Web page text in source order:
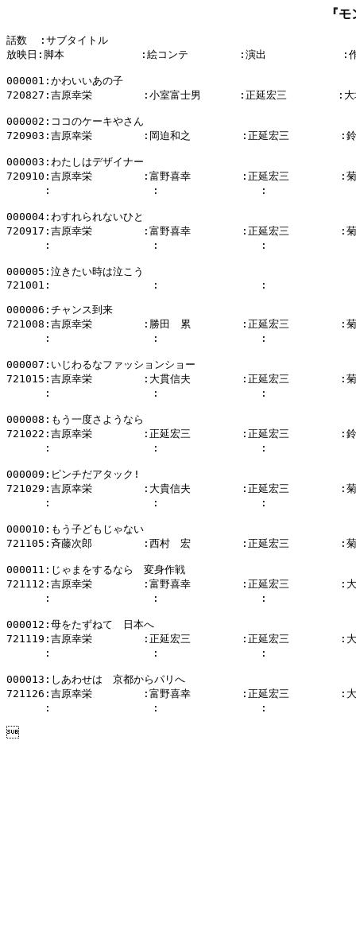
『
話数  :サブタイトル
放映日:脚本            :絵コンテ        :演出            :作
000001:かわいいあの子
720827:吉原幸栄        :小室富士男      :正延宏三        :大
000002:ココのケーキやさん
720903:吉原幸栄        :岡迫和之        :正延宏三        :鈴
000003:わたしはデザイナー
720910:吉原幸栄        :富野喜幸        :正延宏三        :菊
:                :                :
000004:わすれられないひと
720917:吉原幸栄        :富野喜幸        :正延宏三        :菊
:                :                :
000005:泣きたい時は泣こう
721001:                :                :
000006:チャンス到来
721008:吉原幸栄        :勝田　累        :正延宏三        :菊
:                :                :
000007:いじわるなファッションショー
721015:吉原幸栄        :大貫信夫        :正延宏三        :菊
:                :                :
000008:もう一度さようなら
721022:吉原幸栄        :正延宏三        :正延宏三        :鈴
:                :                :
000009:ピンチだアタック!
721029:吉原幸栄        :大貴信夫        :正延宏三        :菊
:                :                :
000010:もう子どもじゃない
721105:斉藤次郎        :西村　宏        :正延宏三        :菊
000011:じゃまをするなら　変身作戦
721112:吉原幸栄        :富野喜幸        :正延宏三        :大
:                :                :
000012:母をたずねて　日本へ
721119:吉原幸栄        :正延宏三        :正延宏三        :大
:                :                :
000013:しあわせは　京都からパリへ
721126:吉原幸栄        :富野喜幸        :正延宏三        :大
